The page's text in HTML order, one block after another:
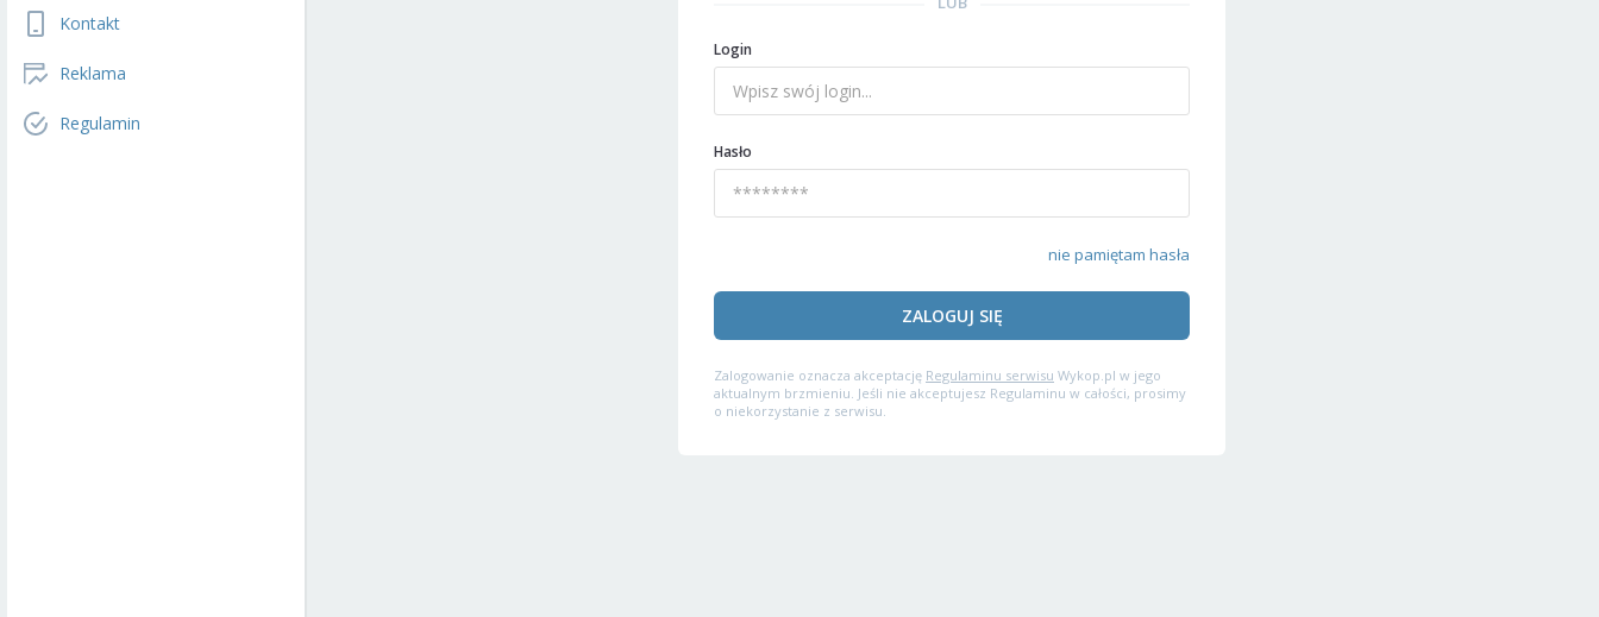
Kontakt
Reklama
Regulamin
Login
Hasło
nie pamiętam hasła
ZALOGUJ SIĘ
Zalogowanie oznacza akceptację Regulaminu serwisu Wykop.pl w jego
aktualnym brzmieniu. Jeśli nie akceptujesz Regulaminu w całości, prosimy
o niekorzystanie z serwisu.